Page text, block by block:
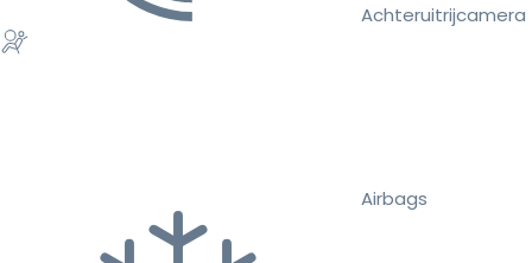
Achteruitrijcamera
Airbags